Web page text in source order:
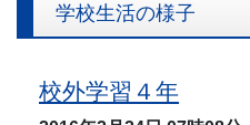
学校生活の様子
校外学習４年